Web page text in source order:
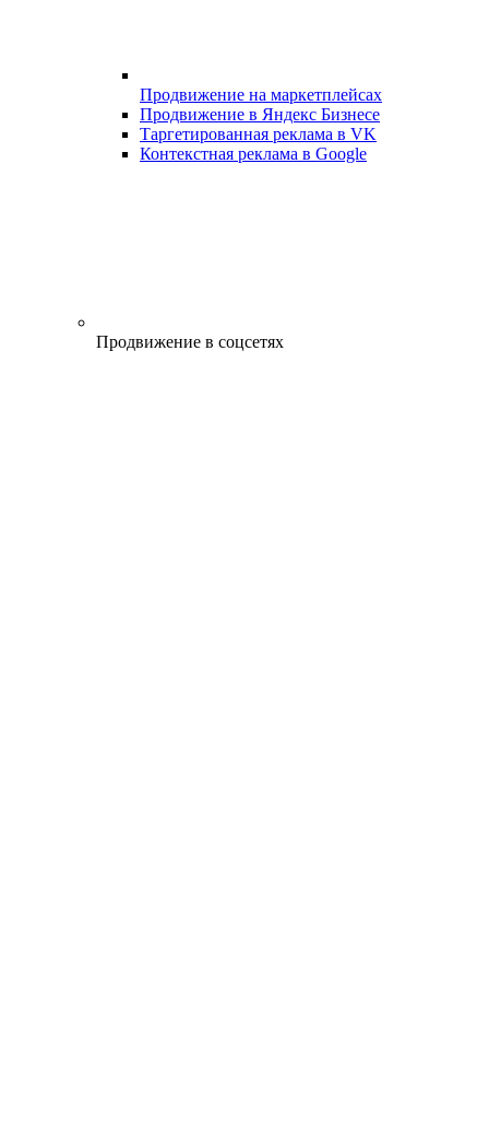
Продвижение на маркетплейсах
Продвижение в Яндекс Бизнесе
Таргетированная реклама в VK
Контекстная реклама в Google
Продвижение в соцсетях